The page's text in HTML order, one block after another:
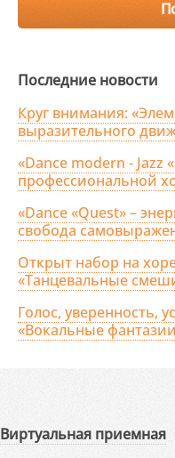
Последние новости
Круг внимания:
выразительного
«Dance modern - Jazz
профессиональной
«Dance «Quest» –
свобода
Открыт набор на
«Танцевальные
Голос, уверенность,
«Вокальные
Виртуальная приемная